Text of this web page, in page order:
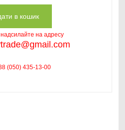
на адресу
(050) 435-13-00